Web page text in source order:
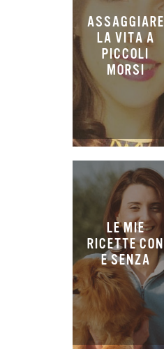
ASSAGGIARE
LA VITA A
PICCOLI
MORSI
LE MIE
RICETTE CON
E SENZA